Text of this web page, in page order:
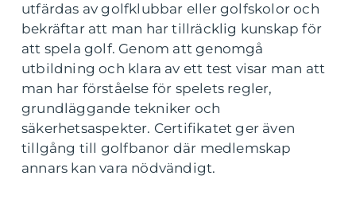
utfärdas av golfklubbar eller golfskolor och
bekräftar att man har tillräcklig kunskap för
att spela golf. Genom att genomgå
utbildning och klara av ett test visar man att
man har förståelse för spelets regler,
grundläggande tekniker och
säkerhetsaspekter. Certifikatet ger även
tillgång till golfbanor där medlemskap
annars kan vara nödvändigt.